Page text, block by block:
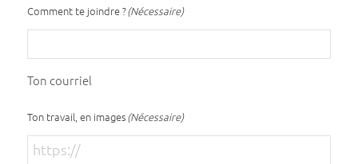
Comment te joindre ?(Nécessaire)
Ton courriel
Ton travail, en images (Nécessaire)